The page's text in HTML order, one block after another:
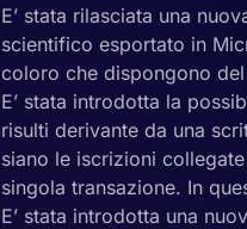
E’ stata rilasciata una
scientifico esportato in
coloro che dispongono
E’ stata introdotta la
risulti derivante da una
siano le iscrizioni
singola transazione. In
E’ stata introdotta una